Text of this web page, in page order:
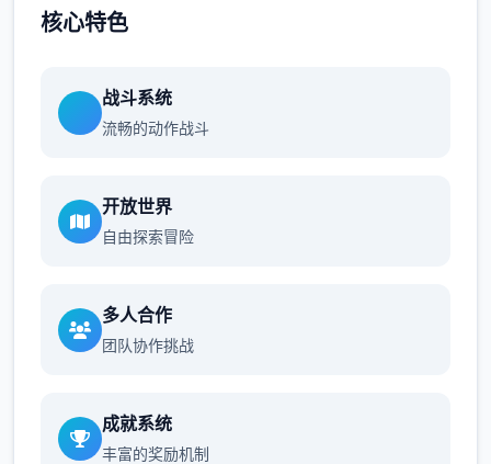
核心特色
战斗系统
流畅的动作战斗
开放世界
自由探索冒险
多人合作
团队协作挑战
成就系统
丰富的奖励机制